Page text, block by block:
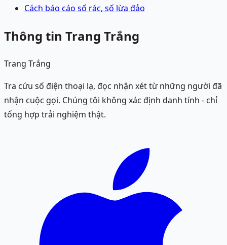
Cách báo cáo số rác, số lừa đảo
Thông tin Trang Trắng
Trang Trắng
Tra cứu số điện thoại lạ, đọc nhận xét từ những người đã
nhận cuộc gọi. Chúng tôi không xác định danh tính - chỉ
tổng hợp trải nghiệm thật.